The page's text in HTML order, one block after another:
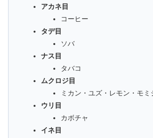
アカネ目
コーヒー
タデ目
ソバ
ナス目
タバコ
ムクロジ目
ミカン・ユズ・レモン・モミ
ウリ目
カボチャ
イネ目